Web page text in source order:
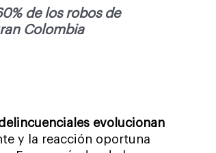
de los robos de
Colombia
evolucionan
y la reacción oportuna